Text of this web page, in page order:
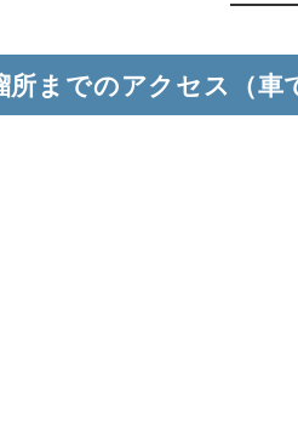
までのアクセス（車